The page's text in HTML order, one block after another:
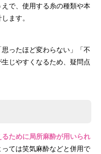
で、使用する糸の種類や本
ます。
ったほど変わらない」「不
じやすくなるため、疑問点
ために局所麻酔が用いられ
ては笑気麻酔などと併用で